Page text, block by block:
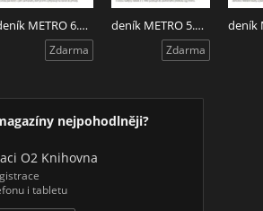
deník METRO 6.8.2026
Zdarma
deník METRO 5.8.2026
Zdarma
nejpohodlněji?
O2 Knihovna
i tabletu